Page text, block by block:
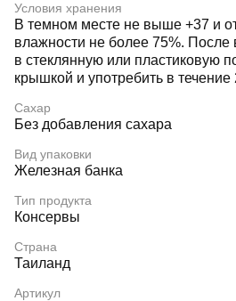
Условия хранения
В темном месте не выше +37 и
влажности не более 75%. После
в стеклянную или пластиковую
крышкой и употребить в течение
Сахар
Без добавления сахара
Вид упаковки
Железная банка
Тип продукта
Консервы
Страна
Таиланд
Артикул